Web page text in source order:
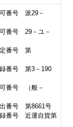
番号 派29－
号 29－ユ－
号 第
第3－190
（般－
第8661号
番号 近運自貨第